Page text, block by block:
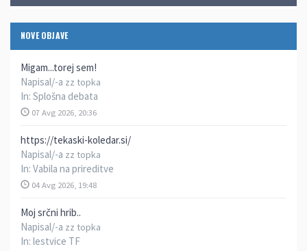
NOVE OBJAVE
Migam...torej sem!
Napisal/-a zz topka
In: Splošna debata
07 Avg 2026, 20:36
https://tekaski-koledar.si/
Napisal/-a zz topka
In: Vabila na prireditve
04 Avg 2026, 19:48
Moj srčni hrib..
Napisal/-a zz topka
In: lestvice TF